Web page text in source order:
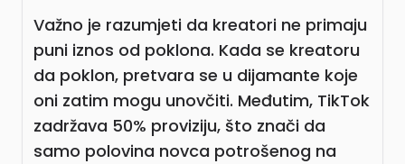
Važno je razumjeti da kreatori ne primaju
puni iznos od poklona. Kada se kreatoru
da poklon, pretvara se u dijamante koje
oni zatim mogu unovčiti. Međutim, TikTok
zadržava 50% proviziju, što znači da
samo polovina novca potrošenog na